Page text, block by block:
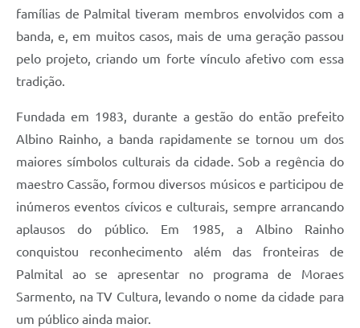
famílias de Palmital tiveram membros envolvidos com a
banda, e, em muitos casos, mais de uma geração passou
pelo projeto, criando um forte vínculo afetivo com essa
tradição.
Fundada em 1983, durante a gestão do então prefeito
Albino Rainho, a banda rapidamente se tornou um dos
maiores símbolos culturais da cidade. Sob a regência do
maestro Cassão, formou diversos músicos e participou de
inúmeros eventos cívicos e culturais, sempre arrancando
aplausos do público. Em 1985, a Albino Rainho
conquistou reconhecimento além das fronteiras de
Palmital ao se apresentar no programa de Moraes
Sarmento, na TV Cultura, levando o nome da cidade para
um público ainda maior.